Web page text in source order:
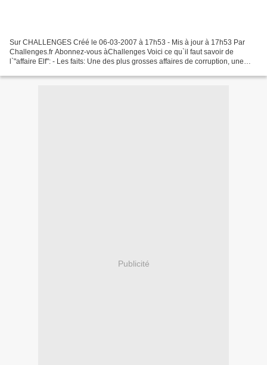
Sur CHALLENGES Créé le 06-03-2007 à 17h53 - Mis à jour à 17h53 Par
Challenges.fr Abonnez-vous àChallenges Voici ce qu`il faut savoir de
l`"affaire Elf": - Les faits: Une des plus grosses affaires de corruption, une
Publicité